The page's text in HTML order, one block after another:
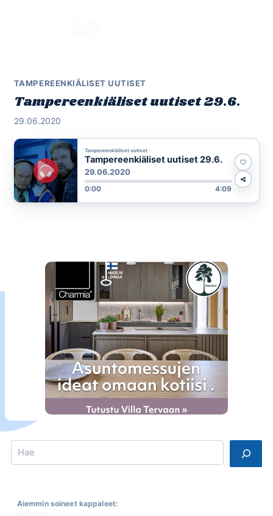
TAMPEREENKIÄLISET UUTISET
Tampereenkiäliset uutiset 29.6.
29.06.2020
Tampereenkiäliset uutiset
Tampereenkiäliset uutiset 29.6.
29.06.2020
0:00 4:09
Search
Aiemmin soineet kappaleet: